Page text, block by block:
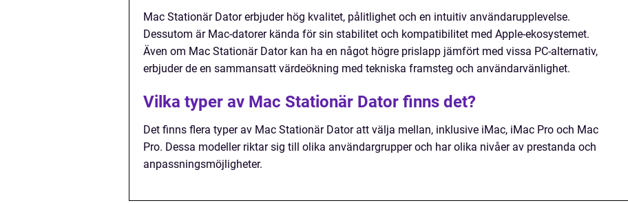
Mac Stationär Dator erbjuder hög kvalitet, pålitlighet och en intuitiv användarupplevelse.
Dessutom är Mac-datorer kända för sin stabilitet och kompatibilitet med Apple-ekosystemet.
Även om Mac Stationär Dator kan ha en något högre prislapp jämfört med vissa PC-alternativ,
erbjuder de en sammansatt värdeökning med tekniska framsteg och användarvänlighet.
Vilka typer av Mac Stationär Dator finns det?
Det finns flera typer av Mac Stationär Dator att välja mellan, inklusive iMac, iMac Pro och Mac
Pro. Dessa modeller riktar sig till olika användargrupper och har olika nivåer av prestanda och
anpassningsmöjligheter.